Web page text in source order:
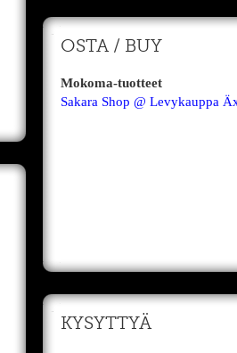
OSTA / BUY
Mokoma-tuotteet
Sakara Shop @ Levykauppa
KYSYTTYÄ